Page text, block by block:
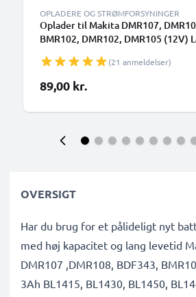
OPLADERE OG STRØMFORSYNINGER
Oplader til Makita DMR107,
BMR102, DMR102, DMR105 (12V)
(21 anmeldelser)
89,00 kr.
OVERSIGT
Har du brug for et pålideligt nyt
med høj kapacitet og lang levetid
DMR107 ,DMR108, BDF343,
3Ah BL1415, BL1430, BL1450,